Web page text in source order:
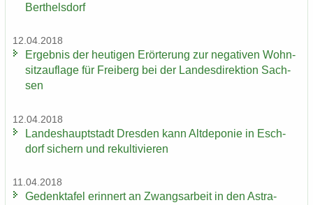
Bert­hels­dorf
12.04.2018
Er­geb­nis der heu­ti­gen Er­ör­te­rung zur ne­ga­ti­ven Wohn­
sitz­auf­la­ge für Frei­berg bei der Lan­des­di­rek­ti­on Sach­
sen
12.04.2018
Lan­des­haupt­stadt Dres­den kann Alt­de­po­nie in Esch­
dorf si­chern und re­kul­ti­vie­ren
11.04.2018
Ge­denk­ta­fel er­in­nert an Zwangs­ar­beit in den Astra-​